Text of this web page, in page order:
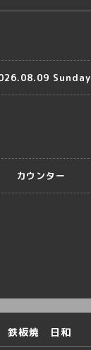
Sunday
カウンター
鉄板焼 日和